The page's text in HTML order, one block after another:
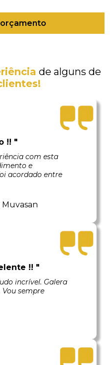
de alguns de
!! "
com esta
e
acordado entre
!! "
incrível. Galera
sempre